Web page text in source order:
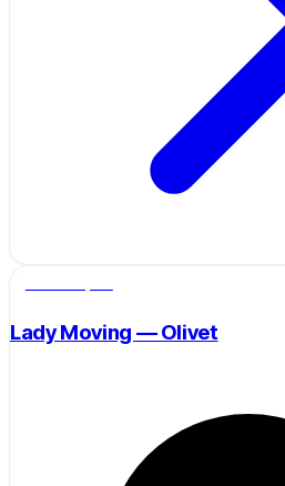
Lady Moving — Olivet